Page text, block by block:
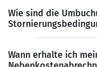
Wie sind die
Wann erhalte ich